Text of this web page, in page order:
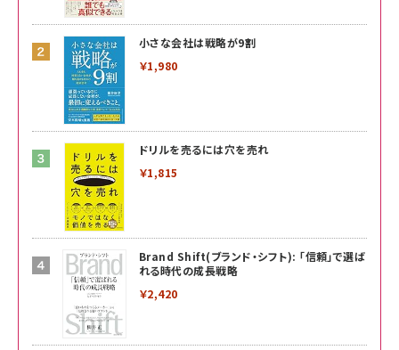
小さな会社は戦略が9割
￥1,980
ドリルを売るには穴を売れ
￥1,815
Brand Shift(ブランド・シフト): 「信頼」で選ば
れる時代の成長戦略
￥2,420